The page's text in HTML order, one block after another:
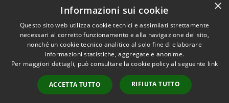
RSS
Accessibilità
Cookie
Mappa del sito
WebMail
Copyright © 2026 • Comune di
Santa Teresa Gallura •
Powered byMunicipium
Accesso redazione
×
Informazioni sui cookie
Questo sito web utilizza cookie tecnici e assimilati strettamente
necessari al corretto funzionamento e alla navigazione del sito,
nonché un cookie tecnico analitico al solo fine di elaborare
informazioni statistiche, aggregate e anonime.
Per maggiori dettagli, può consultare la cookie policy al seguente link
ACCETTA TUTTO RIFIUTA TUTTO